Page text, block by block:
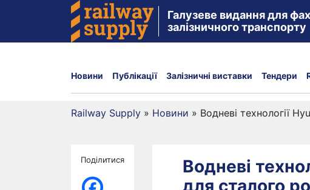
Галузеве видання для
залізничного транспорту
Новини Публікації Залізничні виставки Тендери
Railway Supply » Новини » Водневі технології
Поділитися
Водневі
для сталого